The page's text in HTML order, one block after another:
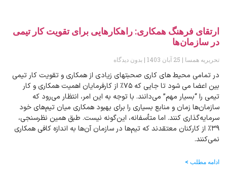
ارتقای فرهنگ همکاری: راهکارهایی برای تقویت کار تیمی
در سازمان‌ها
تحریریه همسا بدون دیدگاه
در تمامی محیط های کاری صحبتهای زیادی از همکاری و تقویت کار تیمی
بین اعضا می شود تا جایی که ۷۵٪ از کارفرمایان اهمیت همکاری و کار
تیمی را “بسیار مهم” می‌دانند. با توجه به این امر، انتظار می‌رود که
سازمان‌ها زمان و منابع بسیاری را برای بهبود همکاری میان تیم‌های خود
سرمایه‌گذاری کنند. اما متأسفانه، این‌گونه نیست. طبق همین نظرسنجی،
۳۹٪ از کارکنان معتقدند که تیم‌ها در سازمان آن‌ها به اندازه کافی همکاری
نمی‌کنند.
ادامه مطلب >